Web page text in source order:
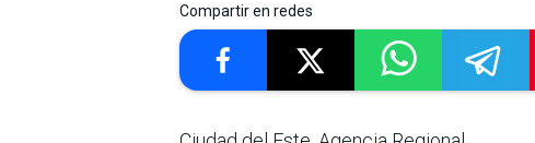
Compartir en redes